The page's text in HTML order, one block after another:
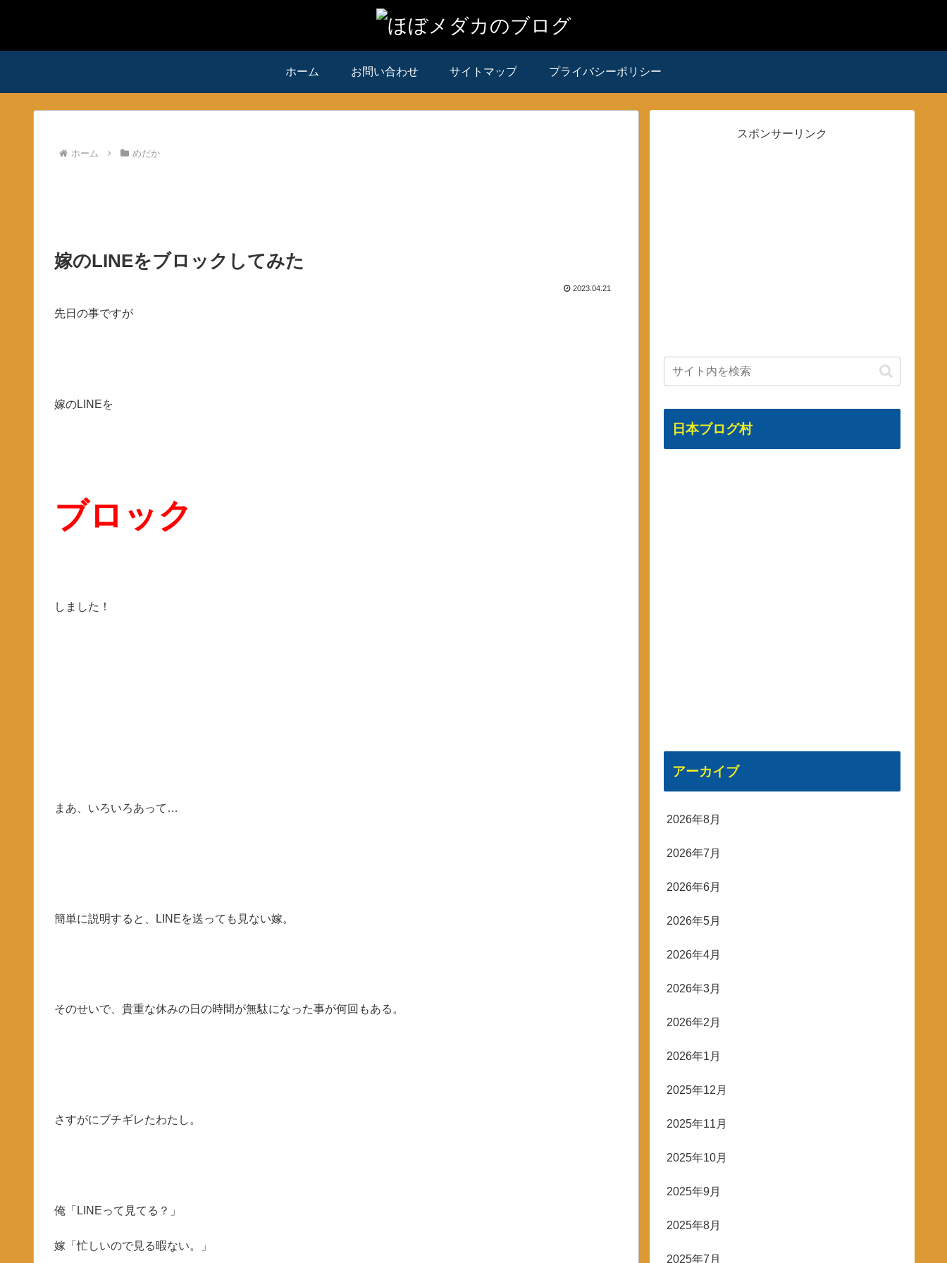
ホーム お問い合わせ サイトマップ プライバシーポリシー
ホーム めだか
嫁のLINEをブロックしてみた
2023.04.21
先日の事ですが
嫁のLINEを
ブロック
しました！
まあ、いろいろあって…
簡単に説明すると、LINEを送っても見ない嫁。
そのせいで、貴重な休みの日の時間が無駄になった事が何回もある。
さすがにブチギレたわたし。
俺「LINEって見てる？」
嫁「忙しいので見る暇ない。」
スポンサーリンク
日本ブログ村
アーカイブ
2026年8月
2026年7月
2026年6月
2026年5月
2026年4月
2026年3月
2026年2月
2026年1月
2025年12月
2025年11月
2025年10月
2025年9月
2025年8月
2025年7月